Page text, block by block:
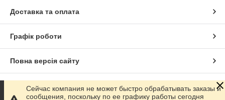
Доставка та оплата
Графік роботи
Повна версія сайту
Сайт створено на маркетплейсі Prom.ua
Сейчас компания не может быстро обрабатывать заказы и
сообщения, поскольку по ее графику работы сегодня